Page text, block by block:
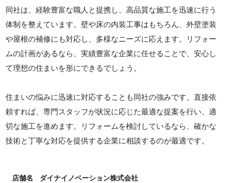
同社は、経験豊富な職人と提携し、高品質な施工を迅速に行う
体制を整えています。壁や床の内装工事はもちろん、外壁塗装
や屋根の補修にも対応し、多様なニーズに応えます。リフォー
ムの計画があるなら、実績豊富な企業に任せることで、安心し
て理想の住まいを形にできるでしょう。
住まいの悩みに迅速に対応することも同社の強みです。直接依
頼すれば、専門スタッフが状況に応じた最適な提案を行い、適
切な施工を進めます。リフォームを検討しているなら、確かな
技術と丁寧な対応を提供する企業に相談するのが最適です。
店舗名 ダイナイノベーション株式会社